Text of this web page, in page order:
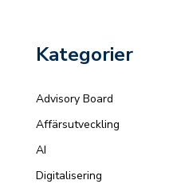
Kategorier
Advisory Board
Affärsutveckling
AI
Digitalisering